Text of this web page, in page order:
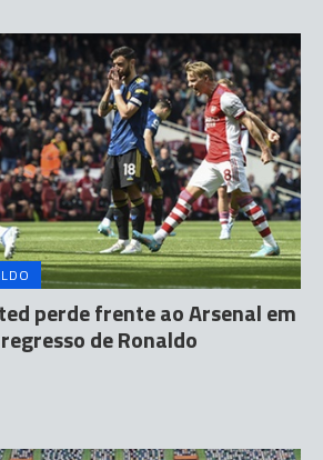
perde frente ao Arsenal em
de Ronaldo